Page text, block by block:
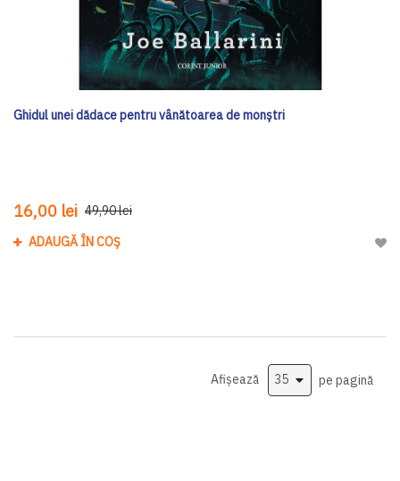
Ghidul unei dădace pentru vânătoarea de monștri
16,00 lei 49,90 lei
ADAUGĂ ÎN COȘ
Afișează pe pagină